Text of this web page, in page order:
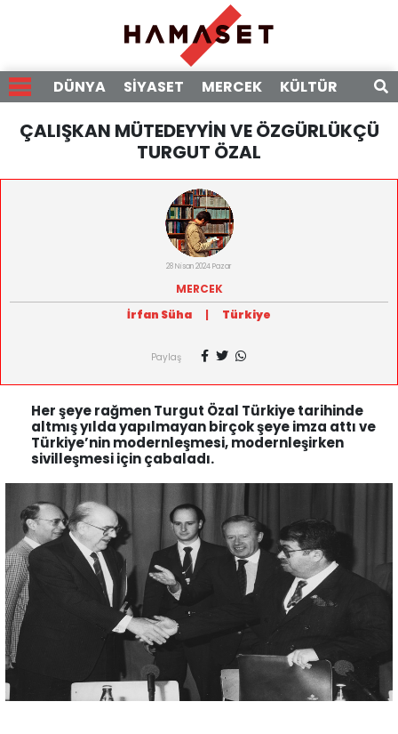
DÜNYA SİYASET MERCEK KÜLTÜR
ÇALIŞKAN MÜTEDEYYİN VE ÖZGÜRLÜKÇÜ
TURGUT ÖZAL
28 Nisan 2024 Pazar
MERCEK
İrfan Süha
| Türkiye
Paylaş
Her şeye rağmen Turgut Özal Türkiye tarihinde
altmış yılda yapılmayan birçok şeye imza attı ve
Türkiye’nin modernleşmesi, modernleşirken
sivilleşmesi için çabaladı.